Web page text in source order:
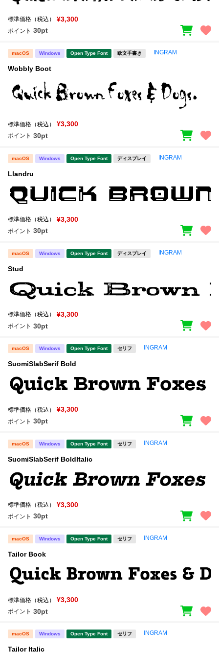
標準価格（税込） ¥3,300
ポイント 30pt
macOS Windows Open Type Font 欧文手書き INGRAM
Wobbly Boot
標準価格（税込） ¥3,300
ポイント 30pt
macOS Windows Open Type Font ディスプレイ INGRAM
Llandru
標準価格（税込） ¥3,300
ポイント 30pt
macOS Windows Open Type Font ディスプレイ INGRAM
Stud
標準価格（税込） ¥3,300
ポイント 30pt
macOS Windows Open Type Font セリフ INGRAM
SuomiSlabSerif Bold
標準価格（税込） ¥3,300
ポイント 30pt
macOS Windows Open Type Font セリフ INGRAM
SuomiSlabSerif BoldItalic
標準価格（税込） ¥3,300
ポイント 30pt
macOS Windows Open Type Font セリフ INGRAM
Tailor Book
標準価格（税込） ¥3,300
ポイント 30pt
macOS Windows Open Type Font セリフ INGRAM
Tailor Italic